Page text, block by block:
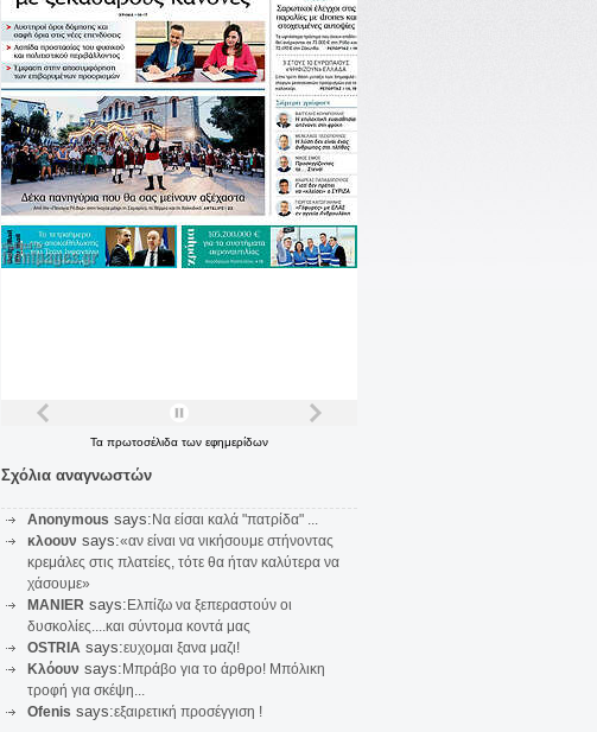
Τα πρωτοσέλιδα των εφημερίδων
Σχόλια αναγνωστών
Anonymous says: Να είσαι καλά "πατρίδα" ...
κλοουν says:«αν είναι να νικήσουμε στήνοντας
κρεμάλες στις πλατείες, τότε θα ήταν καλύτερα να
χάσουμε»
MANIER says: Ελπίζω να ξεπεραστούν οι
δυσκολίες....και σύντομα κοντά μας
OSTRIA says:ευχομαι ξανα μαζι!
Κλόουν says: Μπράβο για το άρθρο! Μπόλικη
τροφή για σκέψη...
Ofenis says:εξαιρετική προσέγγιση !